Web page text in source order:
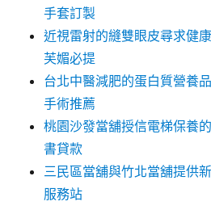
手套訂製
近視雷射的縫雙眼皮尋求健
芙媚必提
台北中醫減肥的蛋白質營養
手術推薦
桃園沙發當舖授信電梯保養
書貸款
三民區當舖與竹北當舖提供
服務站